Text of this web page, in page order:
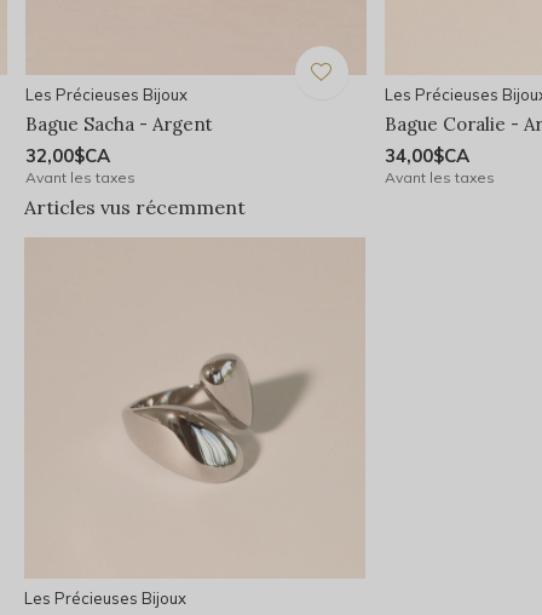
Les Précieuses Bijoux
Bague Sacha - Argent
32,00$CA
Avant les taxes
Les Précieuses
Bague Coralie -
34,00$CA
Avant les taxes
Articles vus récemment
Les Précieuses Bijoux